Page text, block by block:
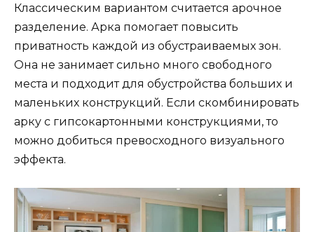
Классическим вариантом считается арочное
разделение. Арка помогает повысить
приватность каждой из обустраиваемых зон.
Она не занимает сильно много свободного
места и подходит для обустройства больших и
маленьких конструкций. Если скомбинировать
арку с гипсокартонными конструкциями, то
можно добиться превосходного визуального
эффекта.